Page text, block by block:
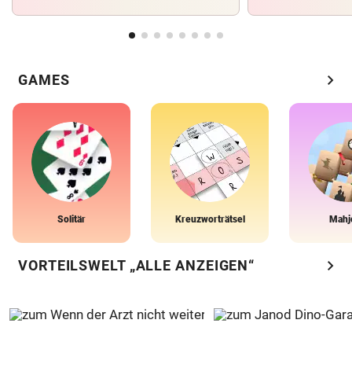
GAMES chevron_right
Solitär Kreuzworträtsel
VORTEILSWELT „ALLE ANZEIGEN“ chevron_right